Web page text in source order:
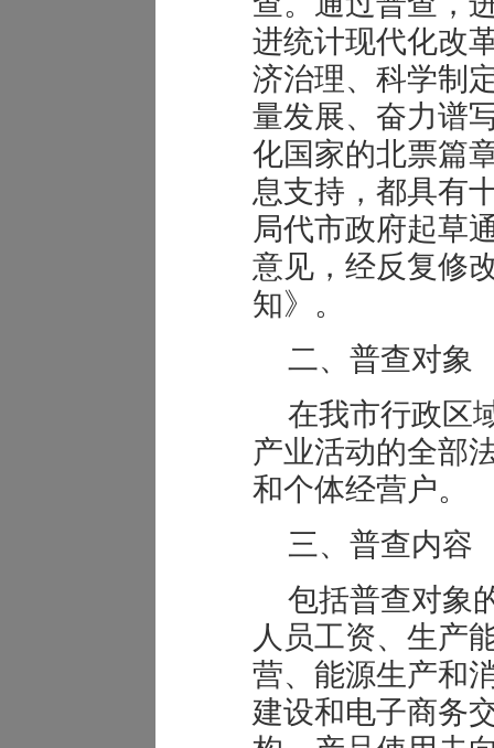
进统计现代化改
济治理、科学制
量发展、奋力谱
化国家的北票篇
息支持，都具有
局代市政府起草
意见，经反复修
知》。
二、普查对象
在我市行政区
产业活动的全部
和个体经营户。
三、普查内容
包括普查对象
人员工资、生产
营、能源生产和
建设和电子商务